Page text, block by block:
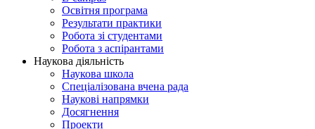
Освітня програма
Результати практики
Робота зі студентами
Робота з аспірантами
Наукова діяльність
Наукова школа
Спеціалізована вчена рада
Наукові напрямки
Досягнення
Проекти